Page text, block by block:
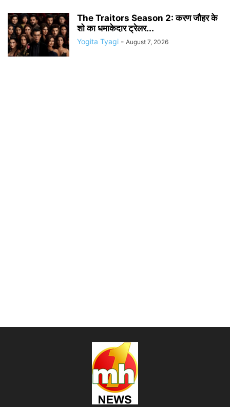
The Traitors Season 2: करण जौहर के
शो का धमाकेदार ट्रेलर...
Yogita Tyagi - August 7, 2026